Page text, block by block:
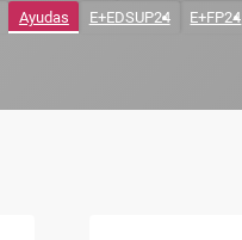
Ayudas E+EDSUP24 E+FP24